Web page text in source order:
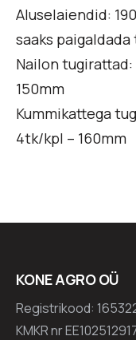
Aluselaiendid:
saaks
Nailon tugirattad:
150mm
Kummikattega
4tk/kpl – 160mm
KONE AGRO OÜ
Registrikood:
KMKR nr